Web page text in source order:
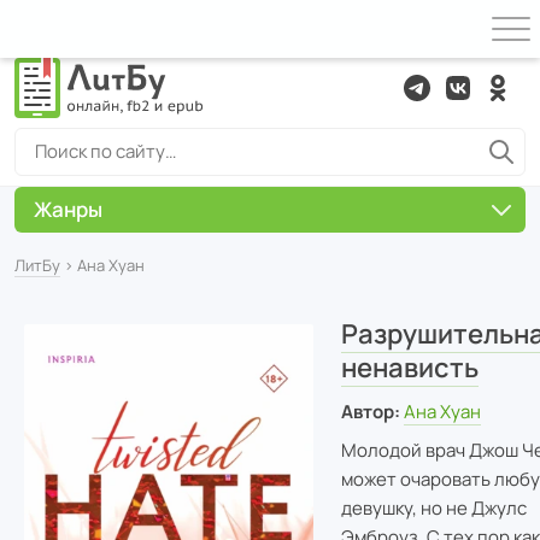
ЛитБу › Ана Хуан
ненависть
Автор: Ана Хуан
Молодой врач Джош
может очаровать
девушку, но не Джулс
Жанры